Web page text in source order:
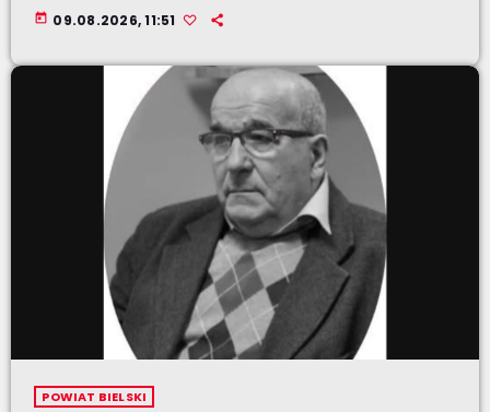
today 09.08.2026, 11:51
POWIAT BIELSKI